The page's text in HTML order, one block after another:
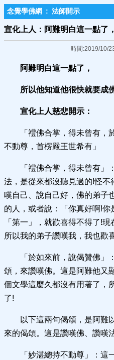
念覺學佛網 : 法師開示
宣化上人：阿難明白這一點了
時間:2019/10/
阿難明白這一點了，
所以他知道他很快就要成
宣化上人慈悲開示：
「禮佛合掌，得未曾有
不動尊，首楞嚴王世希有」
「禮佛合掌，得未曾有」
法，是從來都沒聽見過的!怪
嘆自己、說自己好，佛的弟子
的人，或者說：「你真好啊!
「第一」，就歡喜得不得了!
所以我的弟子讚嘆我，我也歡
「於如來前，說偈贊佛」
頌，來讚嘆佛。這是阿難他又
個文學這麼久都沒有用著了，
了!
以下這兩句偈頌，是阿難
來的偈頌。這是讚嘆佛、讚嘆
「妙湛總持不動尊」：這